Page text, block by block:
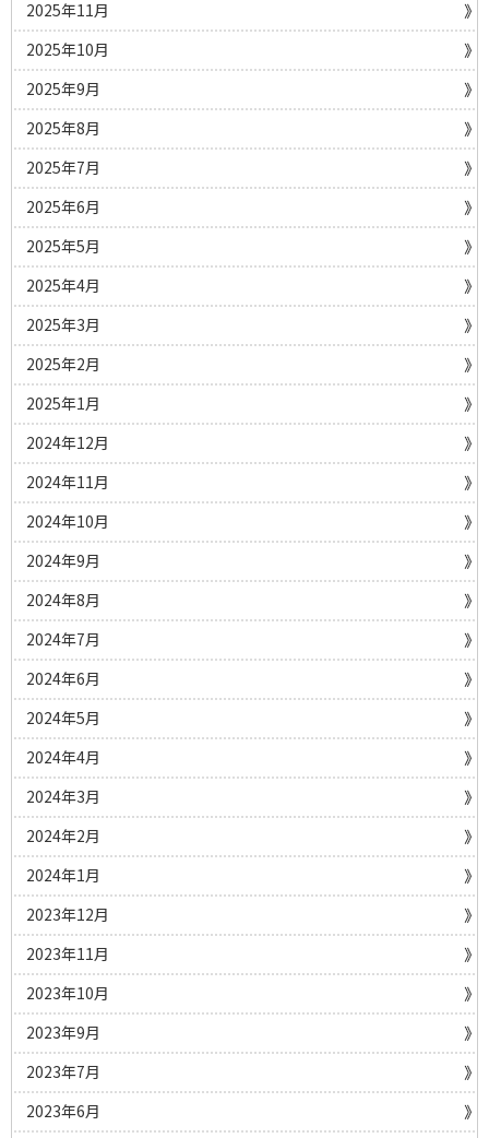
2025年11月
2025年10月
2025年9月
2025年8月
2025年7月
2025年6月
2025年5月
2025年4月
2025年3月
2025年2月
2025年1月
2024年12月
2024年11月
2024年10月
2024年9月
2024年8月
2024年7月
2024年6月
2024年5月
2024年4月
2024年3月
2024年2月
2024年1月
2023年12月
2023年11月
2023年10月
2023年9月
2023年7月
2023年6月